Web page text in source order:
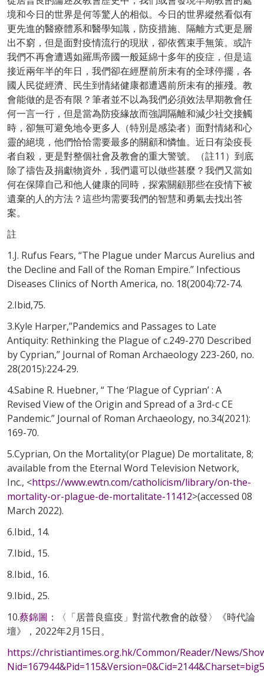
境和今日的世界是何等驚人的相似。今日的世界縱然看似有
更先進的醫療體系和醫學知識，防疫措施、隔離方式更是層
出不窮，但是面對疫情流行的現狀，卻依舊束手無策。或許
我們不再會遭遇如羅馬帝國一般延綿十多年的疫症，但是這
接近兩年半的年日，我們卻在經歷前所未有的全球停擺，各
國人民從經濟、民生到情緒健康都遭遇前所未有的摧殘。教
會能做的是否有限？筆者並不以為我們必須效法早期教會任
何一言一行，但是當為防疫緣故而強調隔離和減少社交接觸
時，卻無可避免地令更多人（特別是感染者）面對情緒和心
靈的絕境，他們恰恰需要最多的關顧和憐恤。近日有染疫長
者自殺，更是對整個社會及教會的重大警號。（註11）到底
除了禱告及捐獻物資外，我們還可以做些甚麼？我們又當如
何在保障自己和他人健康的同時，探索關顧那些在疫情下被
遺棄的人的方法？這些均需要我們的智慧和勇氣去找出答
案。
註
1.J. Rufus Fears, “The Plague under Marcus Aurelius and
the Decline and Fall of the Roman Empire.” Infectious
Diseases Clinics of North America, no. 18(2004):72-74.
2.Ibid,75.
3.Kyle Harper,”Pandemics and Passages to Late
Antiquity: Rethinking the Plague of c.249-270 Described
by Cyprian,” Journal of Roman Archaeology 223-260, no.
28(2015):224-29.
4.Sabine R. Huebner, “ The ‘Plague of Cyprian’ : A
Revised View of the Origin and Spread of a 3rd-c CE
Pandemic.” Journal of Roman Archaeology, no.34(2021):
169-70.
5.Cyprian, On the Mortality(or Plague) De mortalitate, 8;
available from the Eternal Word Television Network,
Inc., <https://www.ewtn.com/catholicism/library/on-the-
mortality-or-plague-de-mortalitate-11412>(accessed 08
March 2022).
6.Ibid., 14.
7.Ibid., 15.
8.Ibid., 16.
9.Ibid., 25.
10.蔡錦圖 ：〈「居普良瘟疫」對當代教會的啟發〉《時代論
壇》，2022年2月15日。
https://christiantimes.org.hk/Common/Reader/News/